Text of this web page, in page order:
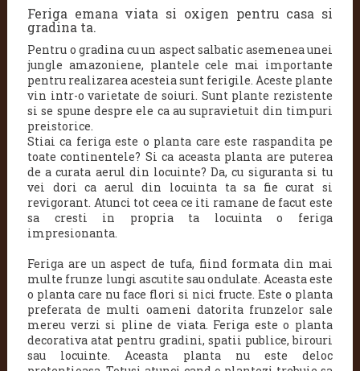
Feriga emana viata si oxigen pentru casa si
gradina ta.
Pentru o gradina cu un aspect salbatic asemenea unei
jungle amazoniene, plantele cele mai importante
pentru realizarea acesteia sunt ferigile. Aceste plante
vin intr-o varietate de soiuri. Sunt plante rezistente
si se spune despre ele ca au supravietuit din timpuri
preistorice.
Stiai ca feriga este o planta care este raspandita pe
toate continentele? Si ca aceasta planta are puterea
de a curata aerul din locuinte? Da, cu siguranta si tu
vei dori ca aerul din locuinta ta sa fie curat si
revigorant. Atunci tot ceea ce iti ramane de facut este
sa cresti in propria ta locuinta o feriga
impresionanta.
Feriga are un aspect de tufa, fiind formata din mai
multe frunze lungi ascutite sau ondulate. Aceasta este
o planta care nu face flori si nici fructe. Este o planta
preferata de multi oameni datorita frunzelor sale
mereu verzi si pline de viata. Feriga este o planta
decorativa atat pentru gradini, spatii publice, birouri
sau locuinte. Aceasta planta nu este deloc